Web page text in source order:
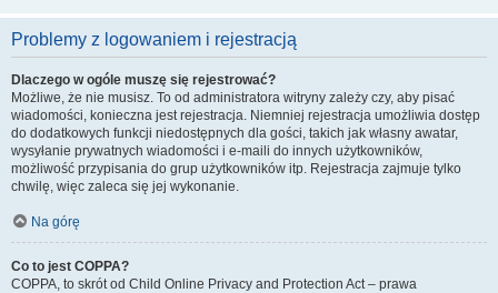
Problemy z logowaniem i rejestracją
Dlaczego w ogóle muszę się rejestrować?
Możliwe, że nie musisz. To od administratora witryny zależy czy, aby pisać
wiadomości, konieczna jest rejestracja. Niemniej rejestracja umożliwia dostęp
do dodatkowych funkcji niedostępnych dla gości, takich jak własny awatar,
wysyłanie prywatnych wiadomości i e-maili do innych użytkowników,
możliwość przypisania do grup użytkowników itp. Rejestracja zajmuje tylko
chwilę, więc zaleca się jej wykonanie.
Na górę
Co to jest COPPA?
COPPA, to skrót od Child Online Privacy and Protection Act – prawa